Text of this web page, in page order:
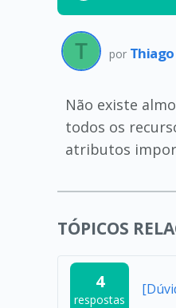
por
Não existe
todos os
atributos
TÓPICOS
4
respostas